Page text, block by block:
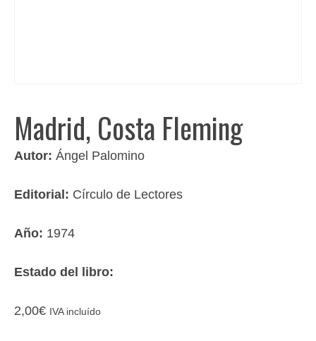
Madrid, Costa Fleming
Autor: Ángel Palomino
Editorial: Círculo de Lectores
Año: 1974
Estado del libro:
2,00€ IVA incluído